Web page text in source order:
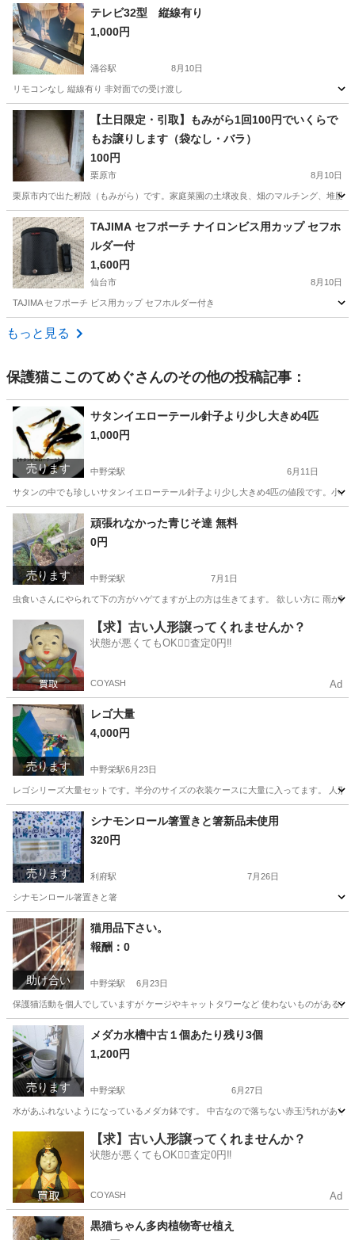
宮城 富谷市 泉中央駅 その他
テレビ32型 縦線有り
1,000円
涌谷駅 8月10日
リモコンなし 縦線有り 非対面での受け渡し
宮城 遠田郡 涌谷駅 その他
【土日限定・引取】もみがら1回100円でいくらで
もお譲りします（袋なし・バラ）
100円
栗原市 8月10日
栗原市内で出た籾殻（もみがら）です。家庭菜園の土壌改良、畑のマルチング、堆肥
宮城 栗原市 もみがら
TAJIMA セフポーチ ナイロンビス用カップ セフホ
ルダー付
1,600円
仙台市 8月10日
TAJIMA セフポーチ ビス用カップ セフホルダー付き
宮城 仙台市
もっと見る
保護猫ここのてめぐさんのその他の投稿記事：
売ります
サタンイエローテール針子より少し大きめ4匹
1,000円
中野栄駅 6月11日
サタンの中でも珍しいサタンイエローテール針子より少し大きめ4匹の値段です。小
宮城 塩竈市 中野栄駅 その他
売ります
頑張れなかった青じそ達 無料
0円
中野栄駅 7月1日
虫食いさんにやられて下の方がハゲてますが上の方は生きてます。 欲しい方に 雨が
塩竈市 中野栄駅 家庭用品
【求】古い人形譲ってくれませんか？
状態が悪くてもOK🙆‍♀️査定0円‼️
COYASH Ad
売ります
レゴ大量
4,000円
中野栄駅6月23日
レゴシリーズ大量セットです。半分のサイズの衣装ケースに大量に入ってます。 人
宮城 塩竈市 中野栄駅 ミニカー
売ります
シナモンロール箸置きと箸新品未使用
320円
利府駅 7月26日
シナモンロール箸置きと箸
宮城 塩竈市 利府駅
助け合い
猫用品下さい。
報酬：0
中野栄駅 6月23日
保護猫活動を個人でしていますが ケージやキャットタワーなど 使わないものがある
宮城 塩竈市 中野栄駅 買いたい/ください ミルク
売ります
メダカ水槽中古１個あたり残り3個
1,200円
中野栄駅 6月27日
水があふれないようになっているメダカ鉢です。 中古なので落ちない赤玉汚れがあり
中野栄駅 その他 メダカ
【求】古い人形譲ってくれませんか？
状態が悪くてもOK🙆‍♀️査定0円‼️
COYASH Ad
黒猫ちゃん多肉植物寄せ植え